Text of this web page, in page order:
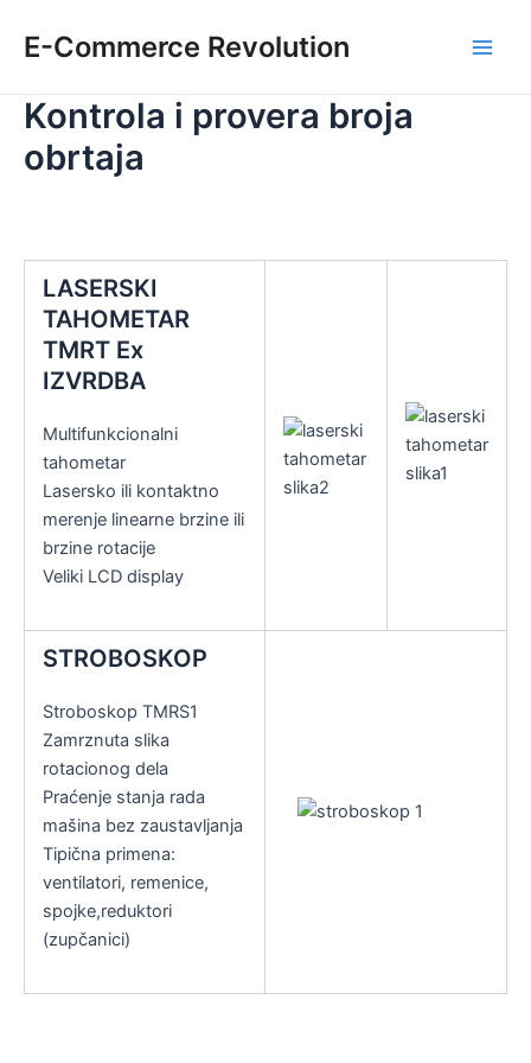
E-Commerce Revolution
Kontrola i provera broja
obrtaja
LASERSKI
TAHOMETAR
TMRT Ex
IZVRDBA
Multifunkcionalni
tahometar
Lasersko ili kontaktno
merenje linearne brzine ili
brzine rotacije
Veliki LCD display
STROBOSKOP
Stroboskop TMRS1
Zamrznuta slika
rotacionog dela
Praćenje stanja rada
mašina bez zaustavljanja
Tipična primena:
ventilatori, remenice,
spojke,reduktori
(zupčanici)